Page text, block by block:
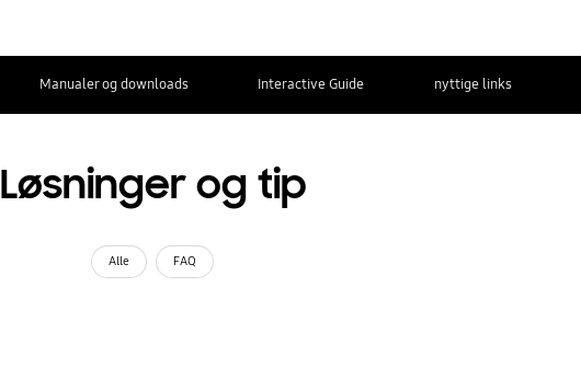
Manualer og downloads Interactive Guide nyttige links
Løsninger og tip
Alle FAQ